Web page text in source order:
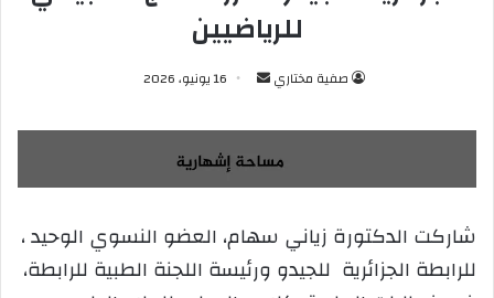
للرياضيين
صفية مختاري
س
ل
ب
ي
د
16 يونيو، 2026
شاركت الدكتورة زياني سهام، العضو النسوي الوحيد ،
للرابطة الجزائرية للجيدو ورئيسة اللجنة الطبية للرابطة،